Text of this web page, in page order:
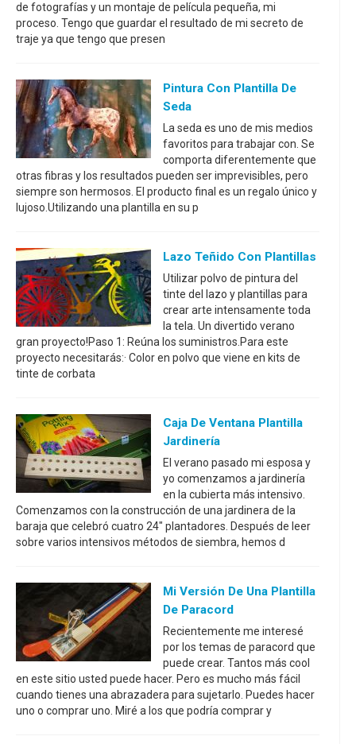
de fotografías y un montaje de película pequeña, mi
proceso. Tengo que guardar el resultado de mi secreto de
traje ya que tengo que presen
Pintura Con Plantilla De
Seda
La seda es uno de mis medios
favoritos para trabajar con. Se
comporta diferentemente que
otras fibras y los resultados pueden ser imprevisibles, pero
siempre son hermosos. El producto final es un regalo único y
lujoso.Utilizando una plantilla en su p
Lazo Teñido Con Plantillas
Utilizar polvo de pintura del
tinte del lazo y plantillas para
crear arte intensamente toda
la tela. Un divertido verano
gran proyecto!Paso 1: Reúna los suministros.Para este
proyecto necesitarás:· Color en polvo que viene en kits de
tinte de corbata
Caja De Ventana Plantilla
Jardinería
El verano pasado mi esposa y
yo comenzamos a jardinería
en la cubierta más intensivo.
Comenzamos con la construcción de una jardinera de la
baraja que celebró cuatro 24" plantadores. Después de leer
sobre varios intensivos métodos de siembra, hemos d
Mi Versión De Una Plantilla
De Paracord
Recientemente me interesé
por los temas de paracord que
puede crear. Tantos más cool
en este sitio usted puede hacer. Pero es mucho más fácil
cuando tienes una abrazadera para sujetarlo. Puedes hacer
uno o comprar uno. Miré a los que podría comprar y